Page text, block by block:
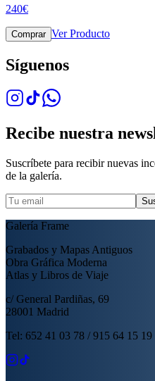
240€
Comprar Ver Producto
Síguenos
Recibe nuestra
Suscríbete para recibir nuevas
de la galería.
Galería Frame
Grabados y Mapas Antiguos
Obra Gráfica Moderna
Atlas y Libros de Viaje
c/ General Pardiñas, 69
28001 Madrid
Tel: 652 41 03 78 / 915 64 15 19